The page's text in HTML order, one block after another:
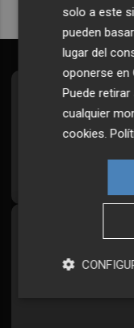
Todos los
Plaza
solo a este
pueden
lugar del
oponerse en
Puede
cualquier
cookies.